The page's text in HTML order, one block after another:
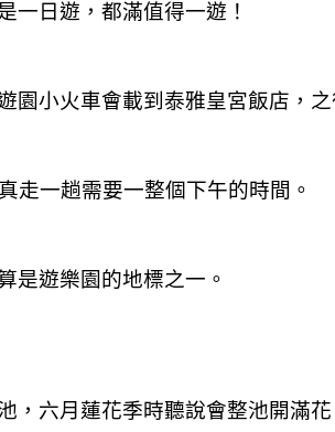
一日遊，都滿值得一遊！
園小火車會載到泰雅皇宮飯店，
走一趟需要一整個下午的時間。
是遊樂園的地標之一。
，六月蓮花季時聽說會整池開滿